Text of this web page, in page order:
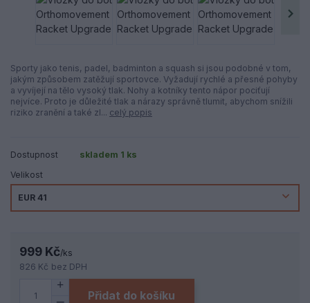
Sporty jako tenis, padel, badminton a squash si jsou podobné v tom,
jakým způsobem zatěžují sportovce. Vyžadují rychlé a přesné pohyby
a vyvíjejí na tělo vysoký tlak. Nohy a kotníky tento nápor pociťují
nejvíce. Proto je důležité tlak a nárazy správně tlumit, abychom snížili
riziko zranění a také zl... celý popis
Dostupnost
skladem 1 ks
Velikost
999 Kč/ks
826 Kč bez DPH
Přidat do košíku